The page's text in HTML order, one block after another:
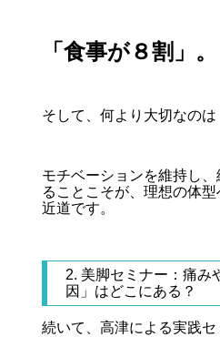
「食事が８割」。
そして、何より大切なのは
モチベーションを維持し
ることこそが、理想の体型
近道です。
2. 美脚セミナー：痛み
因」はどこにある？
続いて、高津による実践セ